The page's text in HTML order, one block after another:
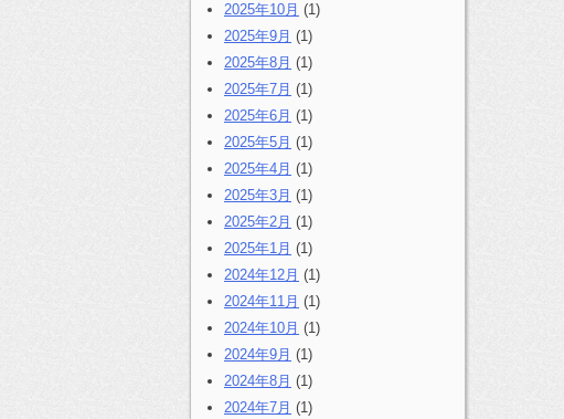
2025年10月 (1)
2025年9月 (1)
2025年8月 (1)
2025年7月 (1)
2025年6月 (1)
2025年5月 (1)
2025年4月 (1)
2025年3月 (1)
2025年2月 (1)
2025年1月 (1)
2024年12月 (1)
2024年11月 (1)
2024年10月 (1)
2024年9月 (1)
2024年8月 (1)
2024年7月 (1)